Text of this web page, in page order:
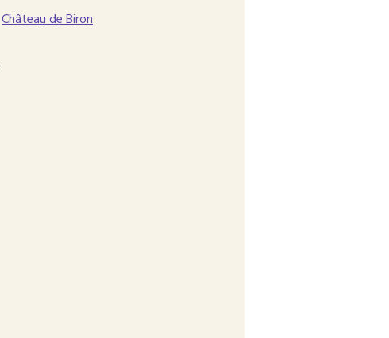
Château de Biron